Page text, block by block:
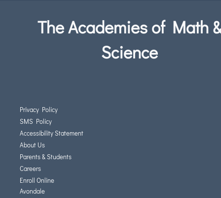
The Academies of Math &
Science
Privacy Policy
SMS Policy
Accessibility Statement
About Us
Parents & Students
Careers
Enroll Online
Avondale